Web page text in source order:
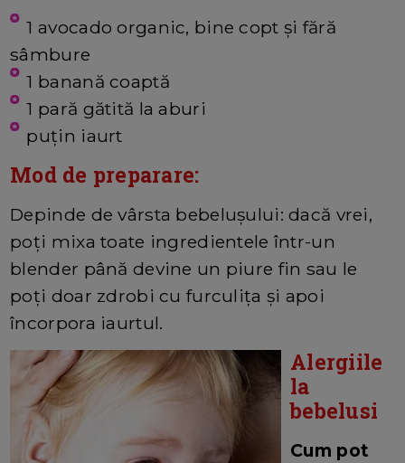
1 avocado organic, bine copt și fără
sâmbure
1 banană coaptă
1 pară gătită la aburi
puțin iaurt
Mod de preparare:
Depinde de vârsta bebelușului: dacă vrei,
poți mixa toate ingredientele într-un
blender până devine un piure fin sau le
poți doar zdrobi cu furculița și apoi
încorpora iaurtul.
Alergiile
la
bebelusi
Cum pot